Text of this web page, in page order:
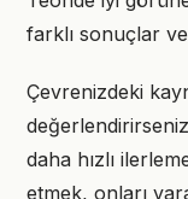
farklı sonuçlar
Çevrenizdeki
daha hızlı
etmek, onları